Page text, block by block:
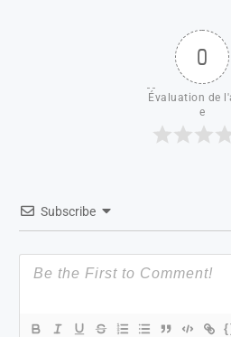
0
Évaluation de
e
Subscribe